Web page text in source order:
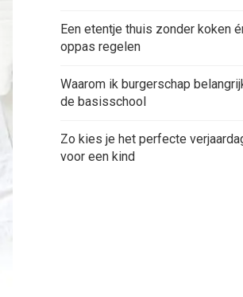
Een etentje thuis zonder koken
oppas regelen
Waarom ik burgerschap
de basisschool
Zo kies je het perfecte
voor een kind